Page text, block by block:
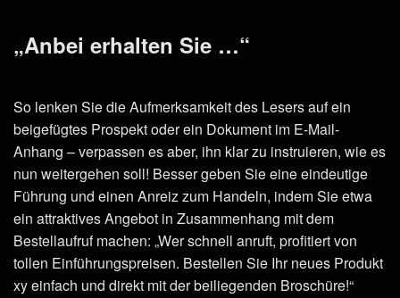
„Anbei erhalten Sie …“
So lenken Sie die Aufmerksamkeit des Lesers auf ein
beigefügtes Prospekt oder ein Dokument im E-Mail-
Anhang – verpassen es aber, ihn klar zu instruieren, wie es
nun weitergehen soll! Besser geben Sie eine eindeutige
Führung und einen Anreiz zum Handeln, indem Sie etwa
ein attraktives Angebot in Zusammenhang mit dem
Bestellaufruf machen: „Wer schnell anruft, profitiert von
tollen Einführungspreisen. Bestellen Sie Ihr neues Produkt
xy einfach und direkt mit der beiliegenden Broschüre!“